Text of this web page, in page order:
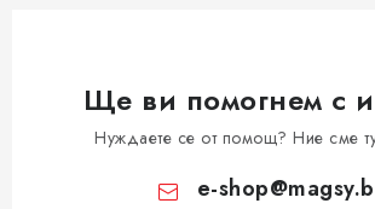
Ще ви помогнем с
Нуждаете се от помощ? Ние сме
e-shop@